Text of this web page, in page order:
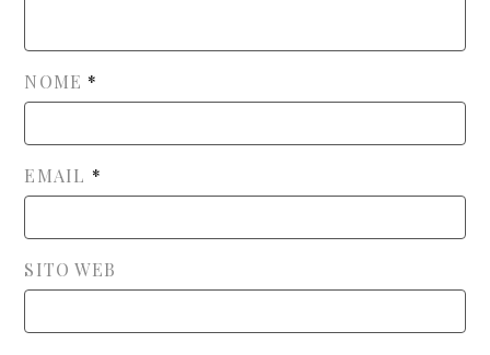
NOME *
EMAIL *
SITO WEB